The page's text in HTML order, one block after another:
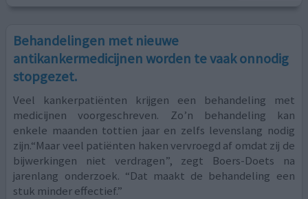
Behandelingen met nieuwe
antikankermedicijnen worden te vaak onnodig
stopgezet.
Veel kankerpatiënten krijgen een behandeling met
medicijnen voorgeschreven. Zo’n behandeling kan
enkele maanden tottien jaar en zelfs levenslang nodig
zijn.“Maar veel patiënten haken vervroegd af omdat zij de
bijwerkingen niet verdragen”, zegt Boers-Doets na
jarenlang onderzoek. “Dat maakt de behandeling een
stuk minder effectief.”